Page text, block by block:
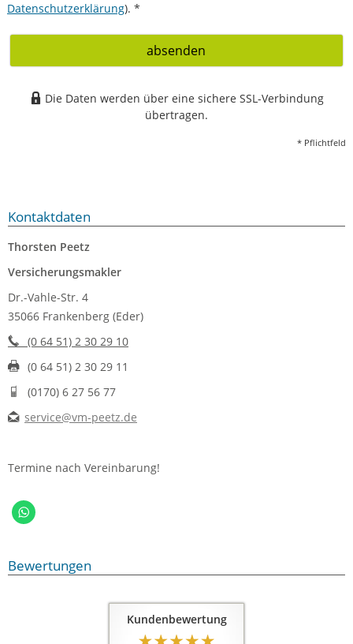
Datenschutzerklärung). *
absenden
Die Daten werden über eine sichere SSL-Verbindung
übertragen.
* Pflichtfeld
Kontaktdaten
Thorsten Peetz
Versicherungsmakler
Dr.-Vahle-Str. 4
35066 Frankenberg (Eder)
(0 64 51) 2 30 29 10
(0 64 51) 2 30 29 11
(0170) 6 27 56 77
service@vm-peetz.de
Termine nach Vereinbarung!
Bewertungen
Kundenbewertung